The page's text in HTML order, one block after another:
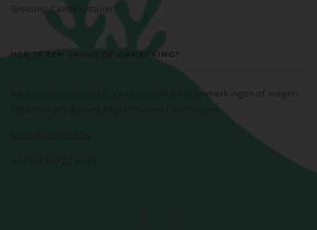
Greeting Cards Retailer”
HEB JE EEN VRAAG OF OPMERKING?
Aarzel niet om contact op te nemen als je opmerkingen of vragen
hebt over producten, bestellingen of leveringen.